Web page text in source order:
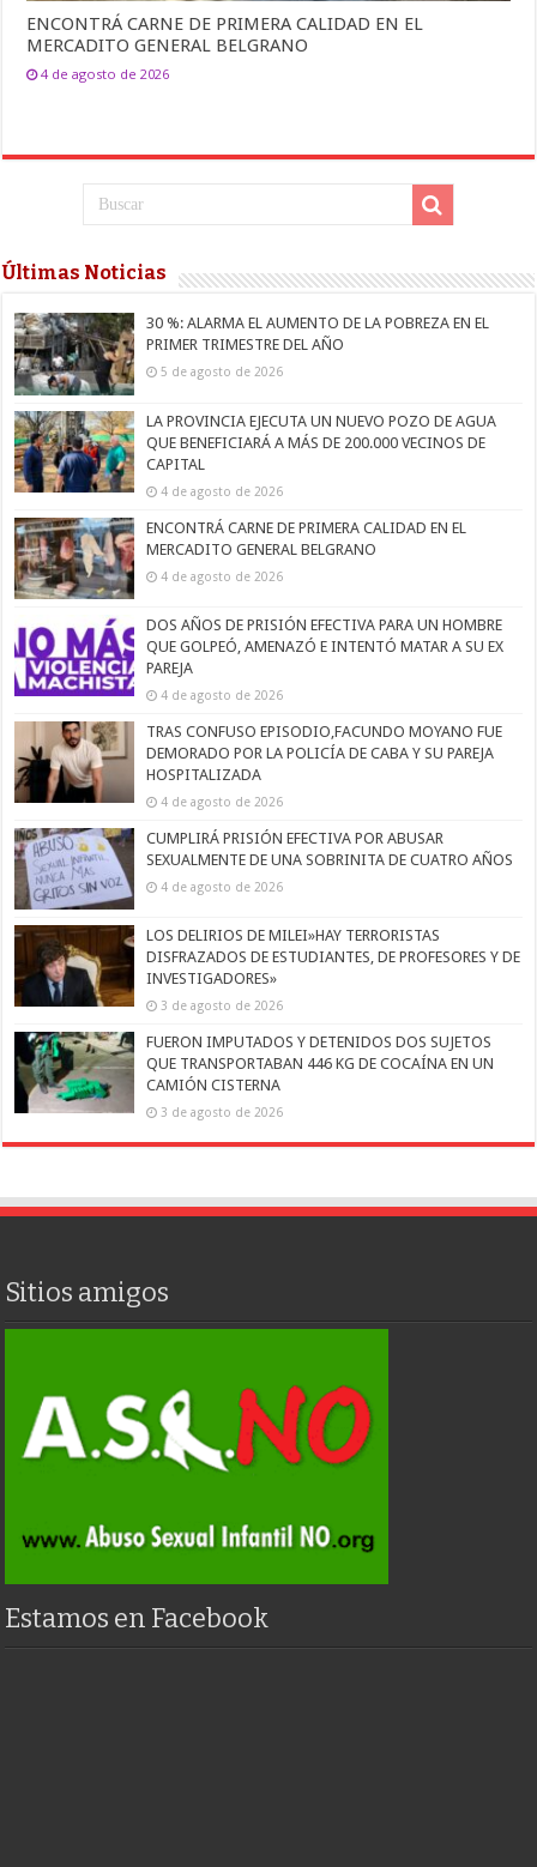
ENCONTRÁ CARNE DE PRIMERA CALIDAD EN EL
MERCADITO GENERAL BELGRANO
4 de agosto de 2026
Últimas Noticias
30 %: ALARMA EL AUMENTO DE LA POBREZA EN EL
PRIMER TRIMESTRE DEL AÑO
5 de agosto de 2026
LA PROVINCIA EJECUTA UN NUEVO POZO DE AGUA
QUE BENEFICIARÁ A MÁS DE 200.000 VECINOS DE
CAPITAL
4 de agosto de 2026
ENCONTRÁ CARNE DE PRIMERA CALIDAD EN EL
MERCADITO GENERAL BELGRANO
4 de agosto de 2026
DOS AÑOS DE PRISIÓN EFECTIVA PARA UN HOMBRE
QUE GOLPEÓ, AMENAZÓ E INTENTÓ MATAR A SU EX
PAREJA
4 de agosto de 2026
TRAS CONFUSO EPISODIO,FACUNDO MOYANO FUE
DEMORADO POR LA POLICÍA DE CABA Y SU PAREJA
HOSPITALIZADA
4 de agosto de 2026
CUMPLIRÁ PRISIÓN EFECTIVA POR ABUSAR
SEXUALMENTE DE UNA SOBRINITA DE CUATRO AÑOS
4 de agosto de 2026
LOS DELIRIOS DE MILEI»HAY TERRORISTAS
DISFRAZADOS DE ESTUDIANTES, DE PROFESORES Y DE
INVESTIGADORES»
3 de agosto de 2026
FUERON IMPUTADOS Y DETENIDOS DOS SUJETOS
QUE TRANSPORTABAN 446 KG DE COCAÍNA EN UN
CAMIÓN CISTERNA
3 de agosto de 2026
Sitios amigos
Estamos en Facebook